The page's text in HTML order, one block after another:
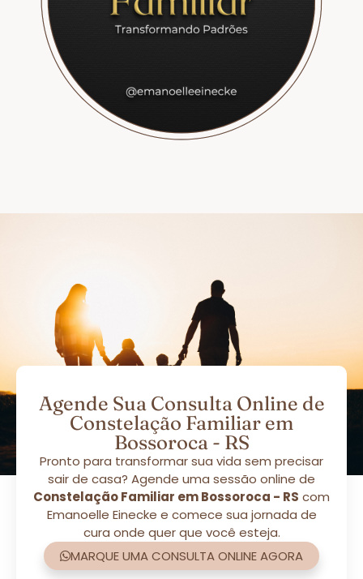
Agende Sua Consulta Online de
Constelação Familiar em
Bossoroca - RS
Pronto para transformar sua vida sem precisar
sair de casa? Agende uma sessão online de
Constelação Familiar em Bossoroca - RS com
Emanoelle Einecke e comece sua jornada de
cura onde quer que você esteja.
MARQUE UMA CONSULTA ONLINE AGORA